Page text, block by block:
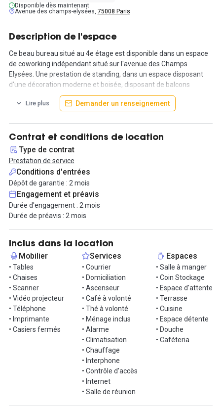
Disponible dès maintenant
Avenue des champs-elysées, 75008 Paris
Description de l'espace
Ce beau bureau situé au 4e étage est disponible dans un espace
de coworking indépendant situé sur l'avenue des Champs
Elysées. Une prestation de standing, dans un espace disposant
d'une décoration moderne et boisée, disposant de balcons
donnant sur la plus belle avenue du monde : un cadre de travail
absolument parfait ! Chaque poste de travail est composé d'un
rangement, de 3 prises électriques et une prise réseau. La
connexion wifi est aussi disponible pour vos visiteurs.
Ce lumineux bureau pourra accueillir 5 collaborateurs, vous
apprécierez la terrasse privatif au bureau.
L'espace, à taille humaine, offre un service familial et chaleureux
à ses coworkers. Les services de domiciliation et de gestion du
courrier sont inclus dans la prestation. La prestation comprend
également l'accès à internet (fibre optique), l'accès à 4 salles de
réunions équipées, une agréable salle de repos, une salle d'eau
(avec douche) et l'utilisation d'un copieur / imprimante / scanner
professionnel.
Toutes les charges locatives sont comprises : électricité,
chauffage, ménage.
Le coworking dispose d'une cuisine équipée, ou vous pourrez
savourer les thés bios, café, eau, fruits frais et homemade
cookies à disposition !
Nous proposons un engagement minimum de 2 mois pour les
Contrat flexible avec 2 mois de préavis et 1 mois de dépôt de
Informations complémentaires sur cet espace de
Lire plus Demander un renseignement
Contrat et conditions de location
Type de contrat
Prestation de service
Conditions d'entrées
Dépôt de garantie : 2 mois
Engagement et préavis
Durée d'engagement : 2 mois
Durée de préavis : 2 mois
Inclus dans la location
Mobilier
• Tables
• Chaises
• Scanner
• Vidéo projecteur
• Téléphone
• Imprimante
• Casiers fermés
Services
• Courrier
• Domiciliation
• Ascenseur
• Café à volonté
• Thé à volonté
• Ménage inclus
• Alarme
• Climatisation
• Chauffage
• Interphone
• Contrôle d'accès
• Internet
• Salle de réunion
Espaces
• Salle à manger
• Coin Stockage
• Espace d'attente
• Terrasse
• Cuisine
• Espace détente
• Douche
• Caféteria